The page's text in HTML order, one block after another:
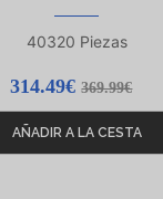
40320 Piezas
314.49€ 369.99€